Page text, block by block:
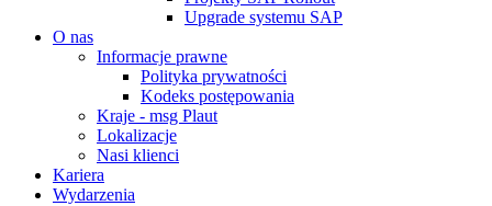
Upgrade systemu SAP
O nas
Informacje prawne
Polityka prywatności
Kodeks postępowania
Kraje - msg Plaut
Lokalizacje
Nasi klienci
Kariera
Wydarzenia